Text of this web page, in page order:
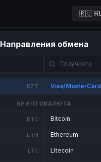
Направления обмена
KZT Visa/MasterCard
КРИПТОВАЛЮТА
BTC
ETH
LTC
Bitcoin
Ethereum
Litecoin